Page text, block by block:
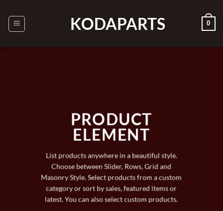
naar
inhoud
KODAPARTS 0
PRODUCT
ELEMENT
List products anywhere in a beautiful style.
Choose between Slider, Rows, Grid and
Masonry Style. Select products from a custom
category or sort by sales, featured items or
latest. You can also select custom products.